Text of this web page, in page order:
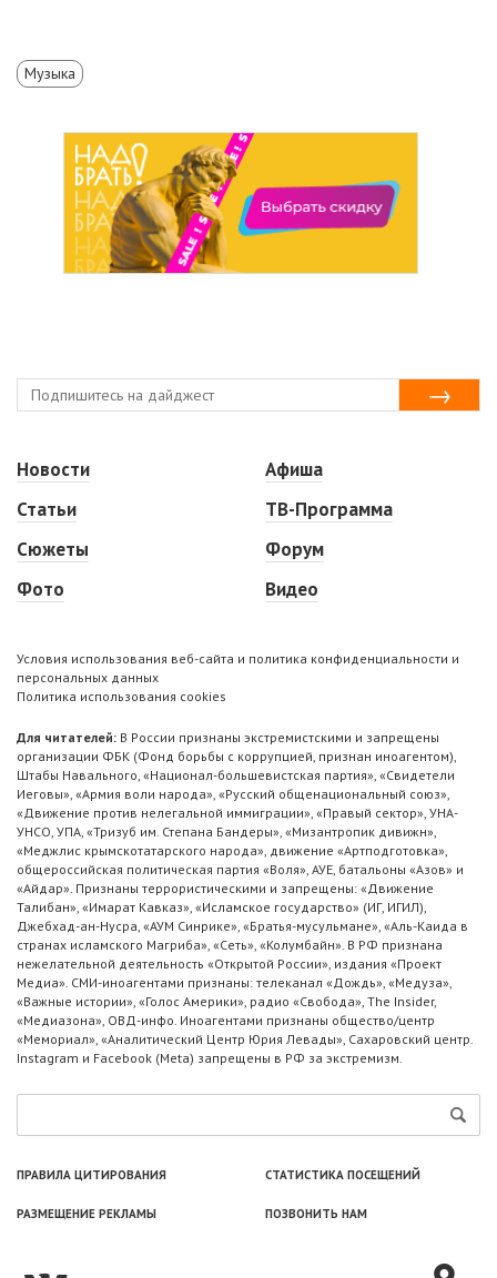
Музыка
Новости
Статьи
Сюжеты
Фото
Афиша
ТВ-Программа
Форум
Видео
Условия использования веб-сайта и политика конфиденциальности и
персональных данных
Политика использования cookies
Для читателей: В России признаны экстремистскими и запрещены
организации ФБК (Фонд борьбы с коррупцией, признан иноагентом),
Штабы Навального, «Национал-большевистская партия», «Свидетели
Иеговы», «Армия воли народа», «Русский общенациональный союз»,
«Движение против нелегальной иммиграции», «Правый сектор», УНА-
УНСО, УПА, «Тризуб им. Степана Бандеры», «Мизантропик дивижн»,
«Меджлис крымскотатарского народа», движение «Артподготовка»,
общероссийская политическая партия «Воля», АУЕ, батальоны «Азов» и
«Айдар». Признаны террористическими и запрещены: «Движение
Талибан», «Имарат Кавказ», «Исламское государство» (ИГ, ИГИЛ),
Джебхад-ан-Нусра, «АУМ Синрике», «Братья-мусульмане», «Аль-Каида в
странах исламского Магриба», «Сеть», «Колумбайн». В РФ признана
нежелательной деятельность «Открытой России», издания «Проект
Медиа». СМИ-иноагентами признаны: телеканал «Дождь», «Медуза»,
«Важные истории», «Голос Америки», радио «Свобода», The Insider,
«Медиазона», ОВД-инфо. Иноагентами признаны общество/центр
«Мемориал», «Аналитический Центр Юрия Левады», Сахаровский центр.
Instagram и Facebook (Metа) запрещены в РФ за экстремизм.
ПРАВИЛА ЦИТИРОВАНИЯ СТАТИСТИКА ПОСЕЩЕНИЙ
РАЗМЕЩЕНИЕ РЕКЛАМЫ ПОЗВОНИТЬ НАМ